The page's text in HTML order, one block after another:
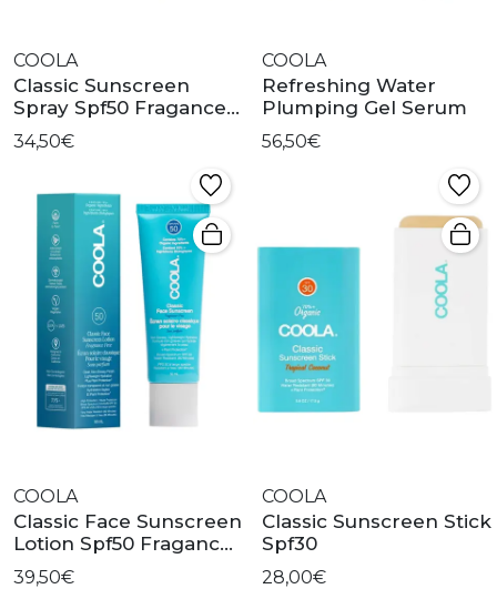
COOLA
Classic Sunscreen
Spray Spf50 Fragance
Free
34,50€
COOLA
Refreshing Water
Plumping Gel Serum
56,50€
COOLA
Classic Face Sunscreen
Lotion Spf50 Fragance
Free
39,50€
COOLA
Classic Sunscreen Stick
Spf30
28,00€